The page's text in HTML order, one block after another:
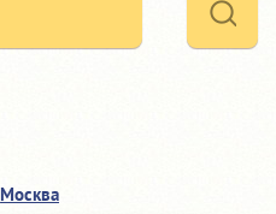
Москва